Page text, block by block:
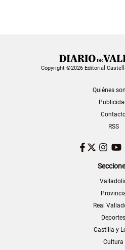
Copyright ©2026 Editorial
Quiénes
RSS
Facebook
Twitter
Real
Deportes
Castilla y
Cultura